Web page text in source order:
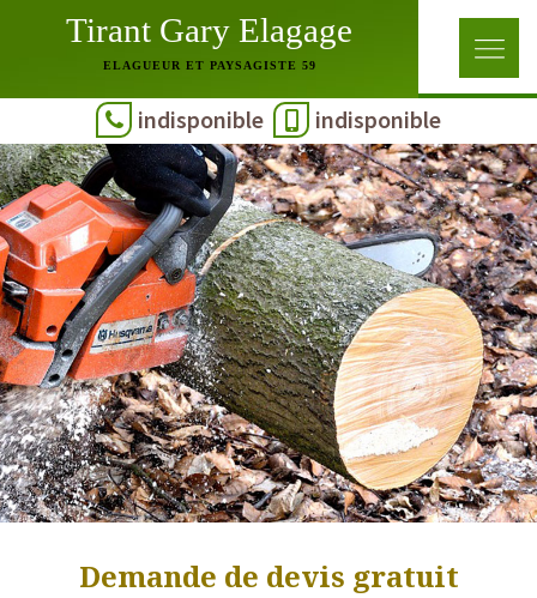
Tirant Gary Elagage
ELAGUEUR ET PAYSAGISTE 59
indisponible indisponible
Demande de devis gratuit